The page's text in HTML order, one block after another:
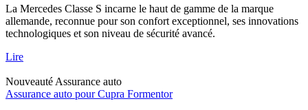
La Mercedes Classe S incarne le haut de gamme de la marque
allemande, reconnue pour son confort exceptionnel, ses innovations
technologiques et son niveau de sécurité avancé.
Lire
Nouveauté Assurance auto
Assurance auto pour Cupra Formentor